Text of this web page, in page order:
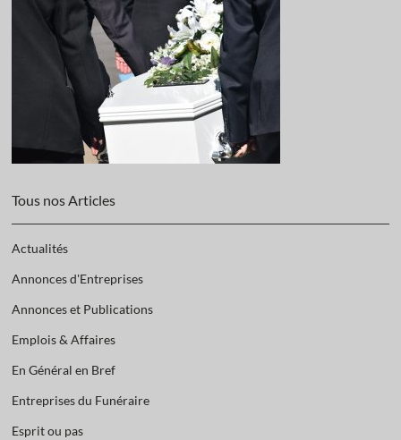
Tous nos Articles
Actualités
Annonces d'Entreprises
Annonces et Publications
Emplois & Affaires
En Général en Bref
Entreprises du Funéraire
Esprit ou pas